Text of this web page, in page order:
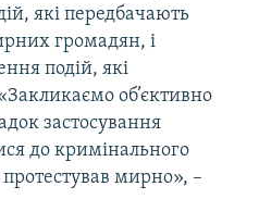
які передбачають
громадян, і
подій, які
об’єктивно
застосування
до кримінального
мирно», –